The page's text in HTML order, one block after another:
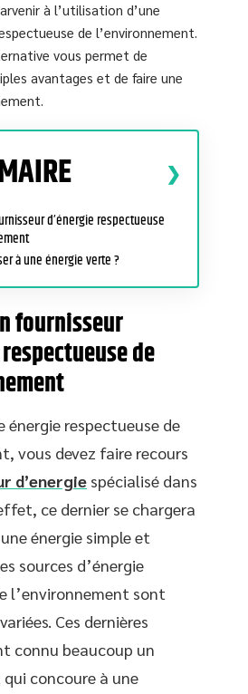
à l’utilisation d’une
de l’environnement.
vous permet de
avantages et de faire une
d’énergie respectueuse
à une énergie verte ?
fournisseur
de
énergie respectueuse de
vous devez faire recours
d’energie spécialisé dans
ce dernier se chargera
énergie simple et
sources d’énergie
l’environnement sont
Ces dernières
connu beaucoup un
concoure à une